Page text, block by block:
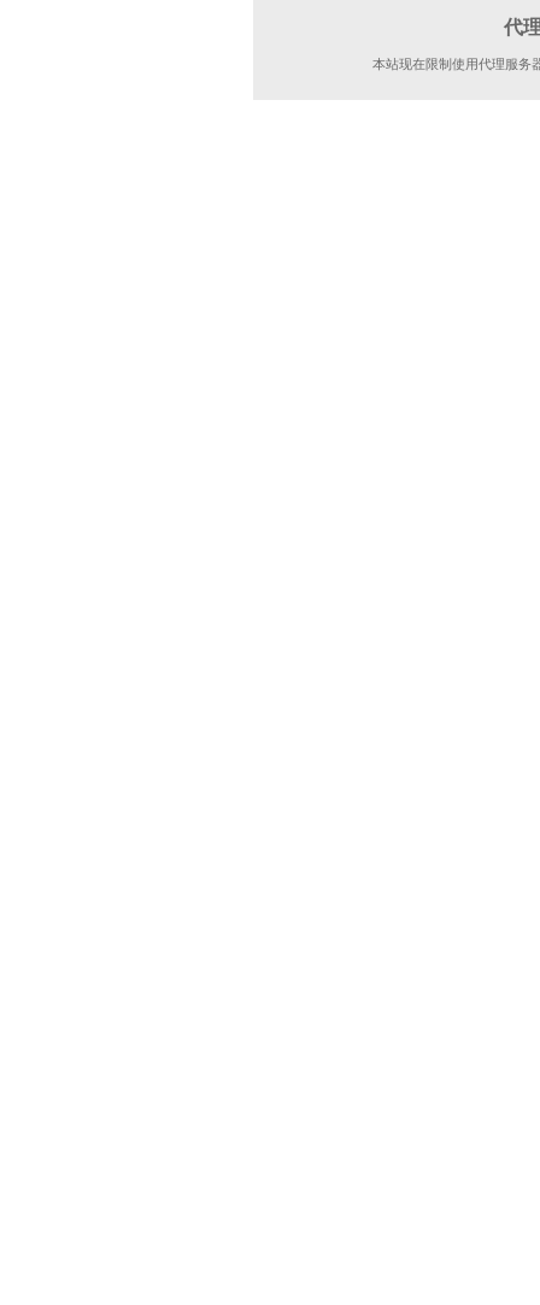
代
本站现在限制使用代理服务